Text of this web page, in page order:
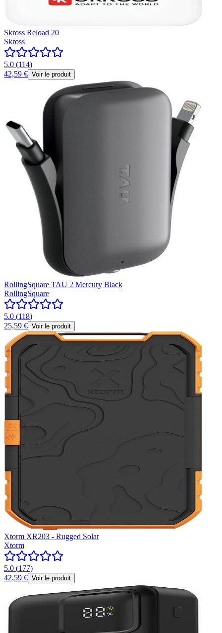
Skross Reload 20
Skross
5.0 (114)
42,59 € Voir le produit
RollingSquare TAU 2 Mercury Black
RollingSquare
5.0 (118)
25,59 € Voir le produit
Xtorm XR203 - Rugged Solar
Xtorm
5.0 (177)
42,59 € Voir le produit